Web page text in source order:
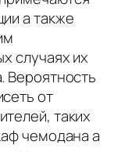
а также
случаях их
Вероятность
от
таких
чемодана а